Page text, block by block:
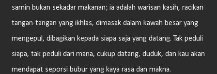
samin bukan sekadar makanan; ia adalah warisan kasih, racikan
tangan-tangan yang ikhlas, dimasak dalam kawah besar yang
mengepul, dibagikan kepada siapa saja yang datang. Tak peduli
siapa, tak peduli dari mana, cukup datang, duduk, dan kau akan
mendapat seporsi bubur yang kaya rasa dan makna.